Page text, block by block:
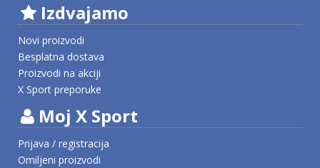
Izdvajamo
Novi proizvodi
Besplatna dostava
Proizvodi na akciji
X Sport preporuke
Moj X Sport
Prijava / registracija
Omiljeni proizvodi